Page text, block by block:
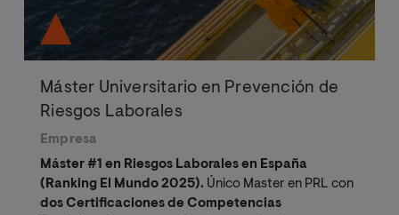
Máster Universitario en Prevención de
Riesgos Laborales
Empresa
Máster #1 en Riesgos Laborales en España
(Ranking El Mundo 2025). Único Master en PRL con
dos Certificaciones de Competencias